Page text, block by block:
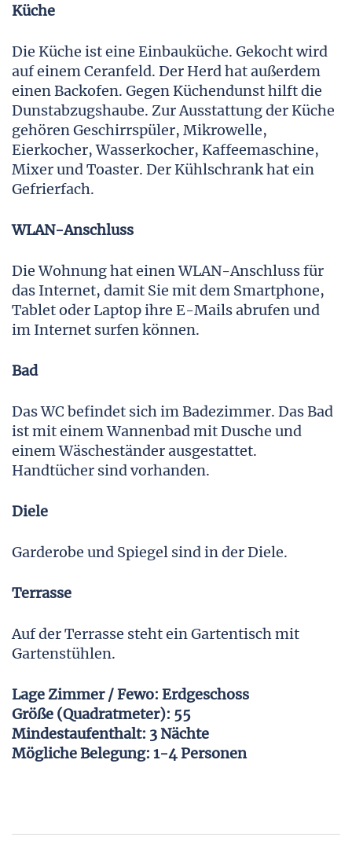
Küche
Die Küche ist eine Einbauküche. Gekocht wird
auf einem Ceranfeld. Der Herd hat außerdem
einen Backofen. Gegen Küchendunst hilft die
Dunstabzugshaube. Zur Ausstattung der Küche
gehören Geschirrspüler, Mikrowelle,
Eierkocher, Wasserkocher, Kaffeemaschine,
Mixer und Toaster. Der Kühlschrank hat ein
Gefrierfach.
WLAN-Anschluss
Die Wohnung hat einen WLAN-Anschluss für
das Internet, damit Sie mit dem Smartphone,
Tablet oder Laptop ihre E-Mails abrufen und
im Internet surfen können.
Bad
Das WC befindet sich im Badezimmer. Das Bad
ist mit einem Wannenbad mit Dusche und
einem Wäscheständer ausgestattet.
Handtücher sind vorhanden.
Diele
Garderobe und Spiegel sind in der Diele.
Terrasse
Auf der Terrasse steht ein Gartentisch mit
Gartenstühlen.
Lage Zimmer / Fewo: Erdgeschoss
Größe (Quadratmeter): 55
Mindestaufenthalt: 3 Nächte
Mögliche Belegung: 1-4 Personen